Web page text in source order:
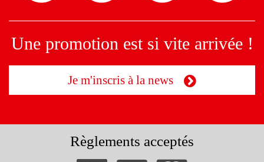
Une promotion est si vite arrivée !
Je m'inscris à la news
Règlements acceptés